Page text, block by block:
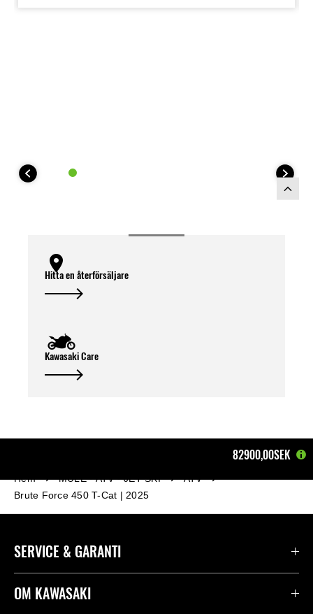
Hitta en återförsäljare
Kawasaki Care
82900,00SEK
Hem MULE - ATV - JET SKI
ATV
Brute Force 450 T-Cat | 2025
SERVICE & GARANTI
Kontakta oss
OM KAWASAKI